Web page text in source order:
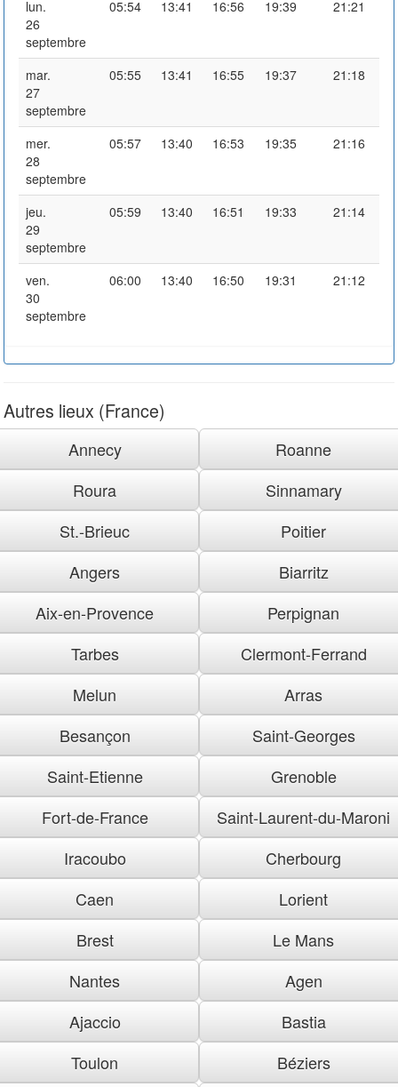
lun.
26
septembre
05:54 13:41 16:56 19:39 21:21
mar.
27
septembre
05:55 13:41 16:55 19:37 21:18
mer.
28
septembre
05:57 13:40 16:53 19:35 21:16
jeu.
29
septembre
05:59 13:40 16:51 19:33 21:14
ven.
30
septembre
06:00 13:40 16:50 19:31 21:12
Autres lieux (France)
Annecy
Roanne
Roura
Sinnamary
St.-Brieuc
Poitier
Angers
Biarritz
Aix-en-Provence
Perpignan
Tarbes
Clermont-Ferrand
Melun
Arras
Besançon
Saint-Georges
Saint-Etienne
Grenoble
Fort-de-France
Saint-Laurent-du-Maroni
Iracoubo
Cherbourg
Caen
Lorient
Brest
Le Mans
Nantes
Agen
Ajaccio
Bastia
Toulon
Béziers